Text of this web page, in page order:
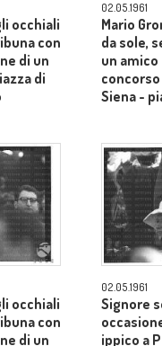
occhiali
con
di un
di
02.05.1961
Mario
da sole,
un
Siena -
occhiali
con
di un
02.05.1961
Signore
ippico a